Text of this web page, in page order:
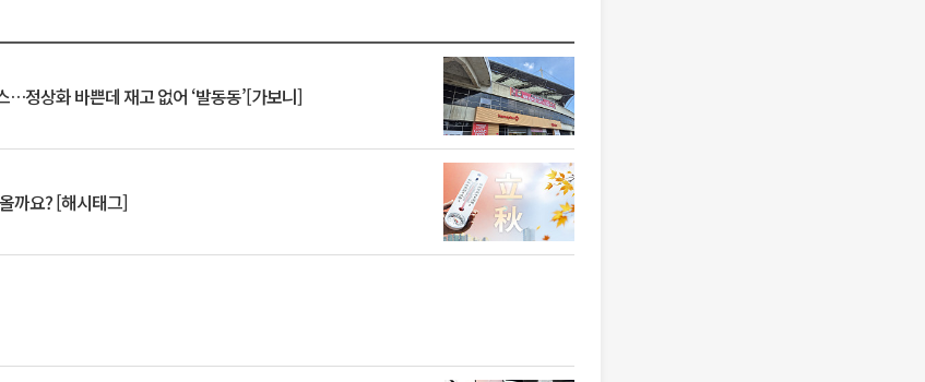
…정상화 바쁜데 재고 없어 ‘발동동’[가보니]
까요? [해시태그]